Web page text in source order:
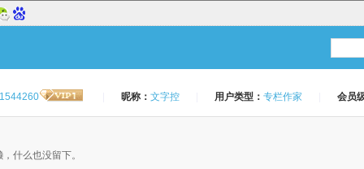
昵称： 文字控 用户类型： 专栏作家 会员
什么也没留下。